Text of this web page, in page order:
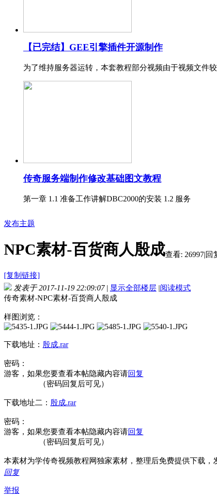
【已完结】GEE引擎插件开源制作
为了维持服务器运转，本套教程部分视频由于视频文件
传奇服务端制作修改基础图文教程
第一章 1.1 准备工作讲解DBC2000的安装 1.2 服务
发布主题
NPC素材-百货商人殷成
[复制链接]
查看: 26997|回
发表于 2017-11-19 22:09:07 | 显示全部楼层 |阅读模式
传奇素材-NPC素材-百货商人殷成
样图浏览：
下载地址： 殷成.rar
密码：
游客，如果您要查看本帖隐藏内容请回复
（密码回复后可见）
下载地址二： 殷成.rar
密码：
游客，如果您要查看本帖隐藏内容请回复
（密码回复后可见）
本素材为学传奇视频教程网独家素材，整理后免费提供下载
回复
举报